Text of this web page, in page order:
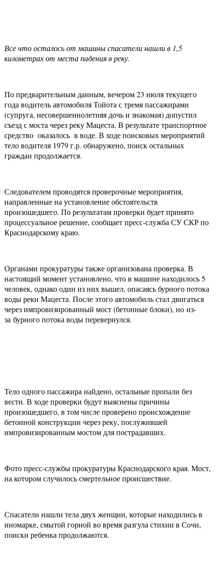
Все что осталось от машины спасатели нашли в 1,5
километрах от места падения в реку.
По предварительным данным, вечером 23 июля текущего
года водитель автомобиля Тойота с тремя пассажирами
(супруга, несовершеннолетняя дочь и знакомая) допустил
съезд с моста через реку Мацеста. В результате транспортное
средство оказалось в воде. В ходе поисковых мероприятий
тело водителя 1979 г.р. обнаружено, поиск остальных
граждан продолжается.
Следователем проводятся проверочные мероприятия,
направленные на установление обстоятельств
произошедшего. По результатам проверки будет принято
процессуальное решение, сообщает пресс-служба СУ СКР по
Краснодарскому краю.
Органами прокуратуры также организована проверка. В
настоящий момент установлено, что в машине находилось 5
человек, однако один из них вышел, опасаясь бурного потока
воды реки Мацеста. После этого автомобиль стал двигаться
через импровизированный мост (бетонные блоки), но из-
за бурного потока воды перевернулся.
Тело одного пассажира найдено, остальные пропали без
вести. В ходе проверки будут выяснены причины
произошедшего, в том числе проверено происхождение
бетонной конструкции через реку, послужившей
импровизированным мостом для пострадавших.
Фото пресс-службы прокуратуры Краснодарского края. Мост,
на котором случилось смертельное происшествие.
Спасатели нашли тела двух женщин, которые находились в
иномарке, смытой горной во время разгула стихии в Сочи,
поиски ребенка продолжаются.